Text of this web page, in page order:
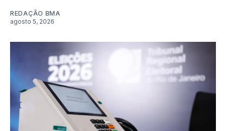
REDAÇÃO BMA
agosto 5, 2026